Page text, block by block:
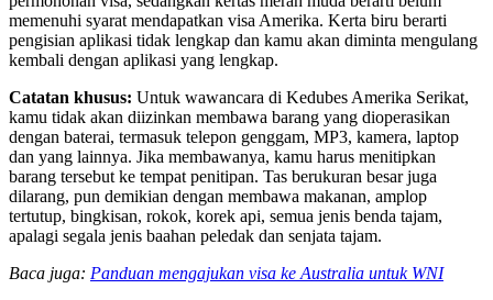
memenuhi syarat mendapatkan visa Amerika. Kerta biru berarti
pengisian aplikasi tidak lengkap dan kamu akan diminta mengulang
kembali dengan aplikasi yang lengkap.
Catatan khusus: Untuk wawancara di Kedubes Amerika Serikat,
kamu tidak akan diizinkan membawa barang yang dioperasikan
dengan baterai, termasuk telepon genggam, MP3, kamera, laptop
dan yang lainnya. Jika membawanya, kamu harus menitipkan
barang tersebut ke tempat penitipan. Tas berukuran besar juga
dilarang, pun demikian dengan membawa makanan, amplop
tertutup, bingkisan, rokok, korek api, semua jenis benda tajam,
apalagi segala jenis baahan peledak dan senjata tajam.
Baca juga: Panduan mengajukan visa ke Australia untuk WNI